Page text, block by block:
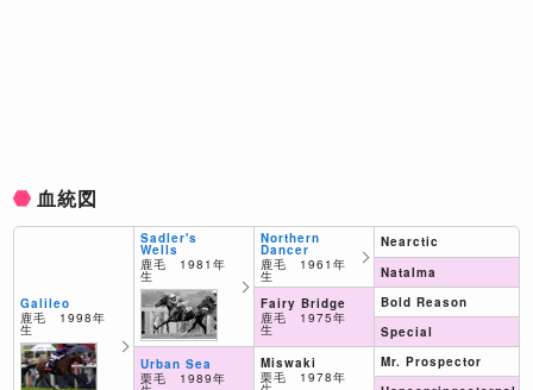
血統図
Galileo
鹿毛 1998年
生
Sadler's
Wells
鹿毛 1981年
生
Urban Sea
栗毛 1989年
Northern
Dancer
鹿毛 1961年
生
Fairy Bridge
鹿毛 1975年
生
Miswaki
栗毛 1978年
Nearctic
Natalma
Bold Reason
Special
Mr. Prospector